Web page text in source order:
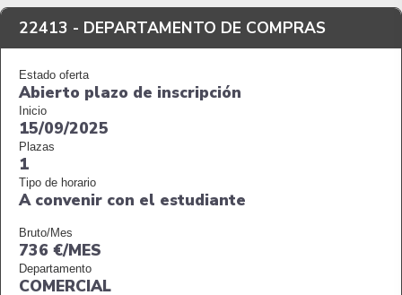
22413 - DEPARTAMENTO DE COMPRAS
Estado oferta
Abierto plazo de inscripción
Inicio
15/09/2025
Plazas
1
Tipo de horario
A convenir con el estudiante
Bruto/Mes
736 €/MES
Departamento
COMERCIAL